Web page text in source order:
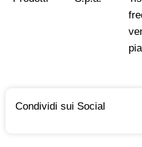
Condividi sui Social